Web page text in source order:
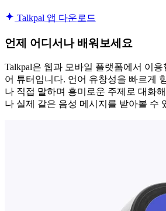
Talkpal 앱 다운로드
언제 어디서나 배워보세요
Talkpal은 웹과 모바일 플랫폼에서 이
어 튜터입니다. 언어 유창성을 빠르게
나 직접 말하며 흥미로운 주제로 대화
나 실제 같은 음성 메시지를 받아볼 수